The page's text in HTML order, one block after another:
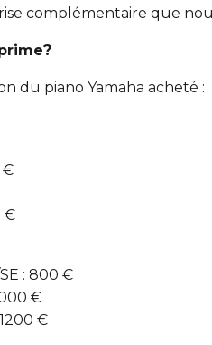
complémentaire que
du piano Yamaha acheté :
€
€
: 800 €
€
€